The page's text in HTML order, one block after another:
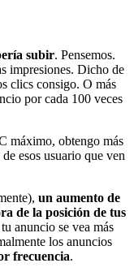
subir. Pensemos.
impresiones. Dicho de
clics consigo. O más
por cada 100 veces
máximo, obtengo más
esos usuario que ven
un aumento de
de la posición de tus
anuncio se vea más
los anuncios
frecuencia.